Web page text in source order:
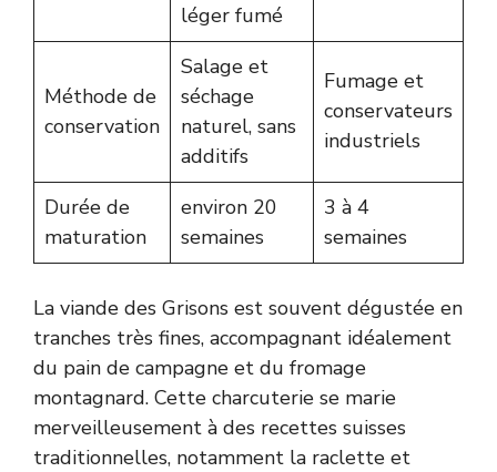
léger fumé
Méthode de
conservation
Salage et
séchage
naturel, sans
additifs
Fumage et
conservateurs
industriels
Durée de
maturation
environ 20
semaines
3 à 4
semaines
La viande des Grisons est souvent dégustée en
tranches très fines, accompagnant idéalement
du pain de campagne et du fromage
montagnard. Cette charcuterie se marie
merveilleusement à des recettes suisses
traditionnelles, notamment la raclette et